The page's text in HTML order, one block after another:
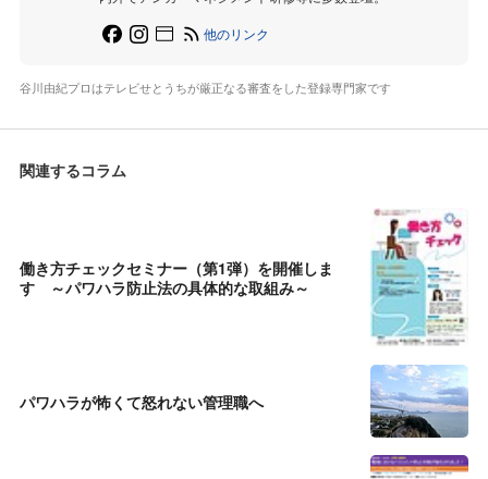
他のリンク
谷川由紀プロはテレビせとうちが厳正なる審査をした登録専門家です
関連するコラム
働き方チェックセミナー（第1弾）を開催しま
す ～パワハラ防止法の具体的な取組み～
パワハラが怖くて怒れない管理職へ